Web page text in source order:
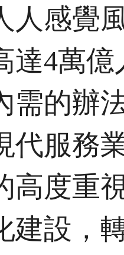
人感覺
達4萬
需的辦
代服務
高度重
建設，